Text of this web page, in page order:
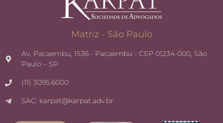
Matriz - São Paulo
Av. Pacaembu, 1536 - Pacaembu - CEP 01234-000, São
Paulo – SP
(11) 3095.6000
SAC: karpat@karpat.adv.br